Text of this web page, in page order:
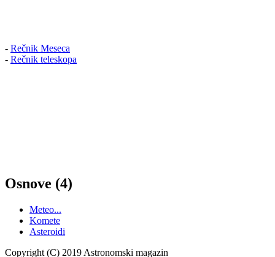
- Rečnik Meseca
- Rečnik teleskopa
Osnove (4)
Meteo...
Komete
Asteroidi
Copyright (C) 2019 Astronomski magazin